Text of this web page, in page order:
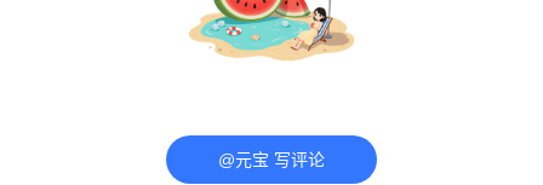
@元宝 写评论